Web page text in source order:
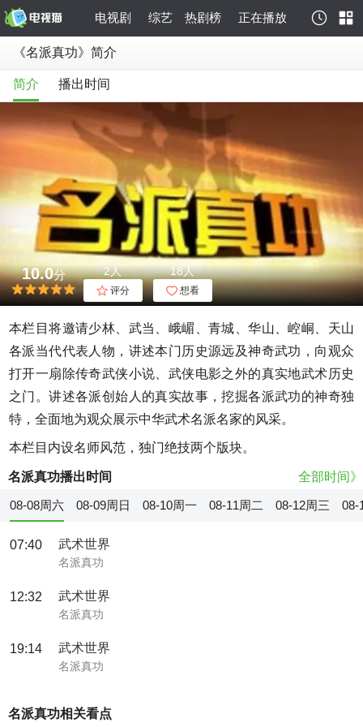
电视剧 综艺 热剧榜 正在播放
《名派真功》简介
简介 播出时间
10.0分 2人
评分
18人
想看
本栏目将邀请少林、武当、峨嵋、青城、华山、崆峒、天山
各派当代代表人物，讲述本门历史源远及神奇武功，向观众
打开一扇除传奇武侠小说、武侠电影之外的真实地武术历史
之门。讲述各派创始人的真实故事，挖掘各派武功的神奇独
特，全面地为观众展示中华武术名派名家的风采。
本栏目内设名师风范，独门绝技两个版块。
名派真功播出时间 全部时间》
08-08周六 08-09周日 08-10周一 08-11周二 08-12周三 08-
07:40 武术世界
名派真功
12:32 武术世界
名派真功
19:14 武术世界
名派真功
名派真功相关看点